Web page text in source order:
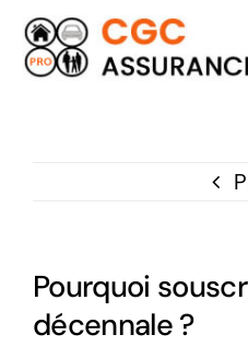
Passer
contenu
A
Pourquoi
décennale ?